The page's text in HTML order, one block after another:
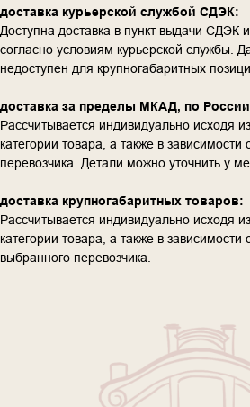
доставка курьерской службой СДЭК:
Доступна доставка в пункт выдачи СДЭК
согласно условиям курьерской службы.
недоступен для крупногабаритных
доставка за пределы МКАД, по
Рассчитывается индивидуально исходя
категории товара, а также в зависимости
перевозчика. Детали можно уточнить у
доставка крупногабаритных товаров:
Рассчитывается индивидуально исходя
категории товара, а также в зависимости
выбранного перевозчика.